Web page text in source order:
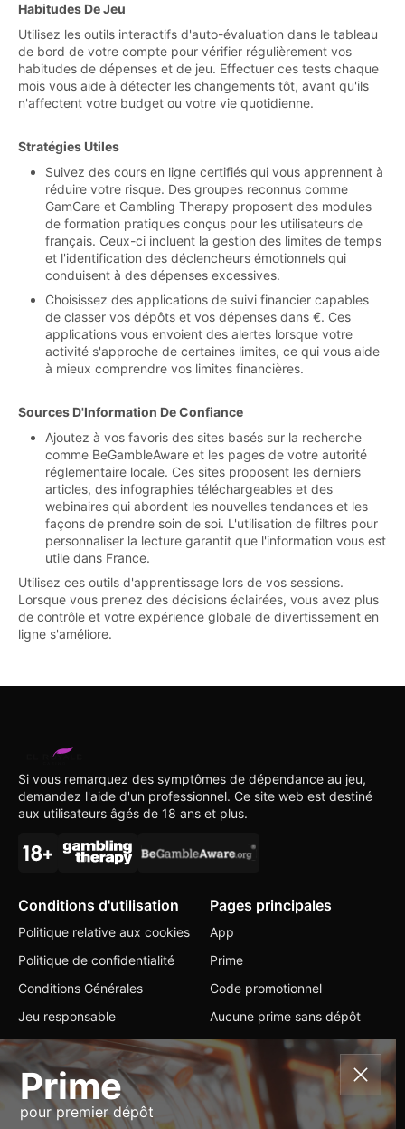
Habitudes De Jeu
Utilisez les outils interactifs d'auto-évaluation dans le tableau
de bord de votre compte pour vérifier régulièrement vos
habitudes de dépenses et de jeu. Effectuer ces tests chaque
mois vous aide à détecter les changements tôt, avant qu'ils
n'affectent votre budget ou votre vie quotidienne.
Stratégies Utiles
Suivez des cours en ligne certifiés qui vous apprennent à
réduire votre risque. Des groupes reconnus comme
GamCare et Gambling Therapy proposent des modules
de formation pratiques conçus pour les utilisateurs de
français. Ceux-ci incluent la gestion des limites de temps
et l'identification des déclencheurs émotionnels qui
conduisent à des dépenses excessives.
Choisissez des applications de suivi financier capables
de classer vos dépôts et vos dépenses dans €. Ces
applications vous envoient des alertes lorsque votre
activité s'approche de certaines limites, ce qui vous aide
à mieux comprendre vos limites financières.
Sources D'Information De Confiance
Ajoutez à vos favoris des sites basés sur la recherche
comme BeGambleAware et les pages de votre autorité
réglementaire locale. Ces sites proposent les derniers
articles, des infographies téléchargeables et des
webinaires qui abordent les nouvelles tendances et les
façons de prendre soin de soi. L'utilisation de filtres pour
personnaliser la lecture garantit que l'information vous est
utile dans France.
Utilisez ces outils d'apprentissage lors de vos sessions.
Lorsque vous prenez des décisions éclairées, vous avez plus
de contrôle et votre expérience globale de divertissement en
ligne s'améliore.
Prime
pour premier dépôt
Si vous remarquez des symptômes de dépendance au jeu,
demandez l'aide d'un professionnel. Ce site web est destiné
aux utilisateurs âgés de 18 ans et plus.
Conditions d'utilisation
Politique relative aux cookies
Politique de confidentialité
Conditions Générales
Jeu responsable
Pages principales
App
Prime
Code promotionnel
Aucune prime sans dépôt
Contacts
+356 56 204332
info@elroyale-casino.com